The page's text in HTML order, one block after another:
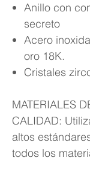
Anillo con
secreto
Acero
oro 18K.
Cristales
MATERIALES
CALIDAD:
altos
todos los